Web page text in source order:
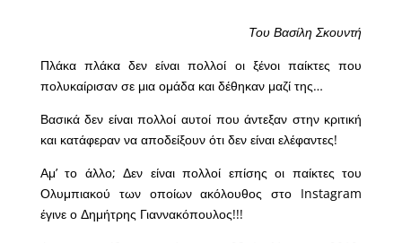
Του Βασίλη Σκουντή
Πλάκα πλάκα δεν είναι πολλοί οι ξένοι παίκτες που
πολυκαίρισαν σε μια ομάδα και δέθηκαν μαζί της…
Βασικά δεν είναι πολλοί αυτοί που άντεξαν στην κριτική
και κατάφεραν να αποδείξουν ότι δεν είναι ελέφαντες!
Αμ’ το άλλο; Δεν είναι πολλοί επίσης οι παίκτες του
Ολυμπιακού των οποίων ακόλουθος στο Instagram
έγινε ο Δημήτρης Γιαννακόπουλος!!!